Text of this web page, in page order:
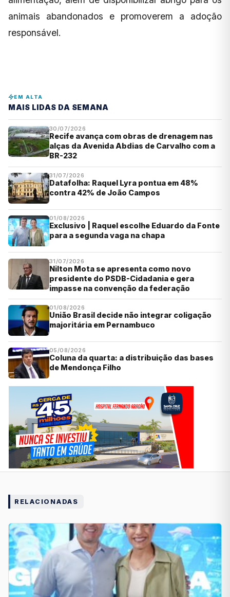
animais abandonados e promoverem a adoção
responsável.
EM ALTA
MAIS LIDAS DA SEMANA
30/07/2026
Recife avança com obras de drenagem nas
alças da Avenida Abdias de Carvalho com a
BR-232
31/07/2026
Datafolha: Raquel Lyra pontua em 48%
contra 42% de João Campos
01/08/2026
Exclusivo | Raquel escolhe Eduardo da Fonte
para a segunda vaga na chapa
31/07/2026
Nilton Mota se apresenta como novo
presidente do PSDB-Cidadania e gera
impasse na convenção da federação
01/08/2026
União Brasil decide não integrar coligação
majoritária em Pernambuco
05/08/2026
Coluna da quarta: a distribuição das bases
de Mendonça Filho
RELACIONADAS